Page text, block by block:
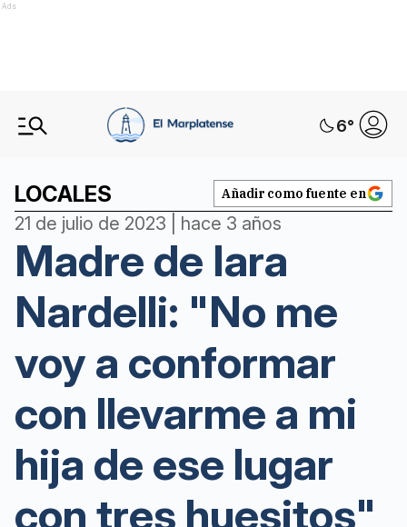
Ads
6°
LOCALES Añadir como fuente en
21 de julio de 2023 | hace 3 años
Madre de Iara
Nardelli: "No me
voy a conformar
con llevarme a mi
hija de ese lugar
con tres huesitos"